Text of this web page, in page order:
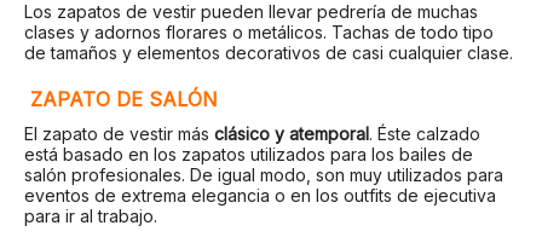
Los zapatos de vestir pueden llevar pedrería de muchas
clases y adornos florares o metálicos. Tachas de todo tipo
de tamaños y elementos decorativos de casi cualquier clase.
ZAPATO DE SALÓN
El zapato de vestir más clásico y atemporal. Éste calzado
está basado en los zapatos utilizados para los bailes de
salón profesionales. De igual modo, son muy utilizados para
eventos de extrema elegancia o en los outfits de ejecutiva
para ir al trabajo.